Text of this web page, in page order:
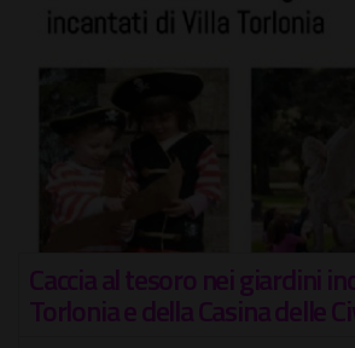
Caccia al tesoro nei giardini
Torlonia e della Casina delle